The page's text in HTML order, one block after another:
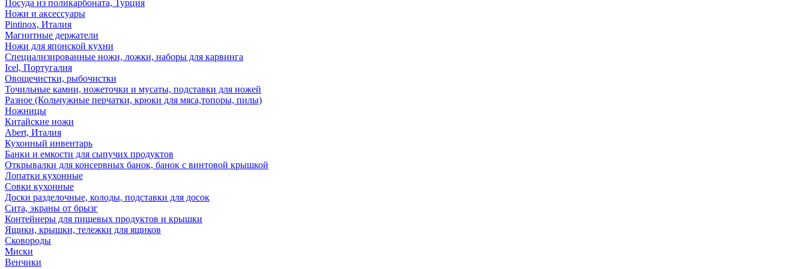
Посуда из поликарбоната, Турция
Ножи и аксессуары
Pintinox, Италия
Магнитные держатели
Ножи для японской кухни
Специализированные ножи, ложки, наборы для карвинга
Icel, Португалия
Овощечистки, рыбочистки
Точильные камни, ножеточки и мусаты, подставки для ножей
Разное (Кольчужные перчатки, крюки для мяса,топоры, пилы)
Ножницы
Китайские ножи
Abert, Италия
Кухонный инвентарь
Банки и емкости для сыпучих продуктов
Открывалки для консервных банок, банок с винтовой крышкой
Лопатки кухонные
Совки кухонные
Доски разделочные, колоды, подставки для досок
Сита, экраны от брызг
Контейнеры для пищевых продуктов и крышки
Ящики, крышки, тележки для ящиков
Сковороды
Миски
Венчики